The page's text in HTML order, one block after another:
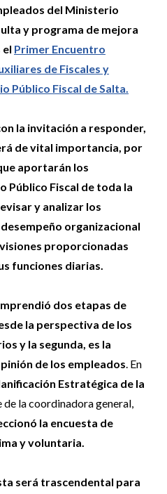
del Ministerio
y programa de mejora
Primer Encuentro
de Fiscales y
Público Fiscal de Salta.
la invitación a responder,
de vital importancia, por
aportarán los
Público Fiscal de toda la
y analizar los
organizacional
proporcionadas
funciones diarias.
dos etapas de
la perspectiva de los
y la segunda, es la
de los empleados. En
Estratégica de la
de la coordinadora general,
la encuesta de
y voluntaria.
será trascendental para